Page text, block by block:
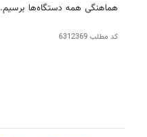
هماهنگی همه دستگاه‌ها برسیم.
کد مطلب6312369